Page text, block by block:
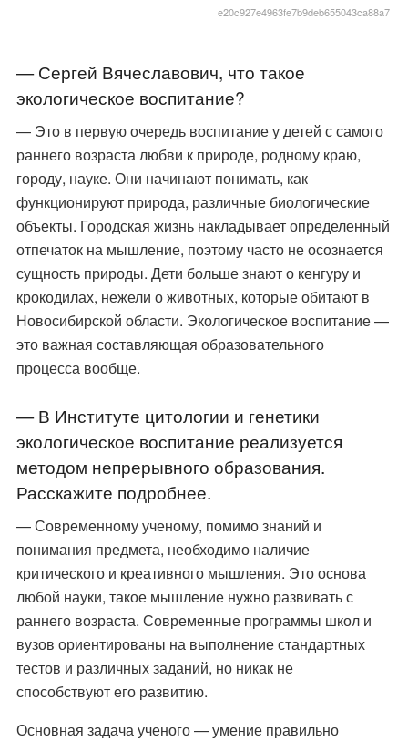
e20c927e4963fe7b9deb655043ca88a7
— Сергей Вячеславович, что такое
экологическое воспитание?
— Это в первую очередь воспитание у детей с самого
раннего возраста любви к природе, родному краю,
городу, науке. Они начинают понимать, как
функционируют природа, различные биологические
объекты. Городская жизнь накладывает определенный
отпечаток на мышление, поэтому часто не осознается
сущность природы. Дети больше знают о кенгуру и
крокодилах, нежели о животных, которые обитают в
Новосибирской области. Экологическое воспитание —
это важная составляющая образовательного
процесса вообще.
— В Институте цитологии и генетики
экологическое воспитание реализуется
методом непрерывного образования.
Расскажите подробнее.
— Современному ученому, помимо знаний и
понимания предмета, необходимо наличие
критического и креативного мышления. Это основа
любой науки, такое мышление нужно развивать с
раннего возраста. Современные программы школ и
вузов ориентированы на выполнение стандартных
тестов и различных заданий, но никак не
способствуют его развитию.
Основная задача ученого — умение правильно